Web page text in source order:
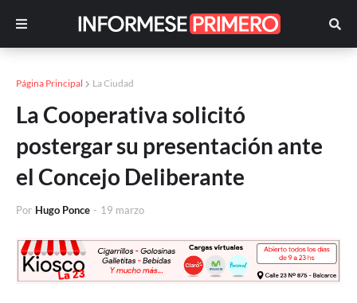
Página Principal La Ciudad
La Cooperativa solicitó
postergar su presentación ante
el Concejo Deliberante
Por Hugo Ponce - 19 marzo